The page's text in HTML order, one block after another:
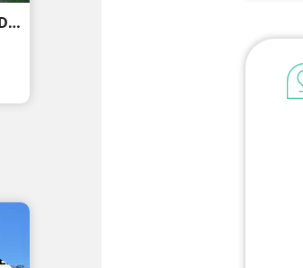
Göhrde-Neetze-Tour - Forests, Cult Stones and Garden Dreams -